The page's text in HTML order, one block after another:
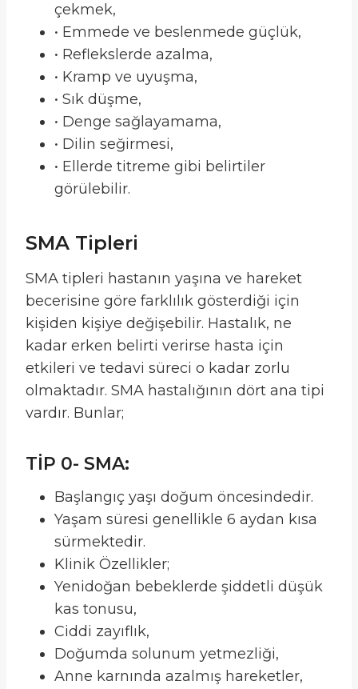
çekmek,
• Emmede ve beslenmede güçlük,
• Reflekslerde azalma,
• Kramp ve uyuşma,
• Sık düşme,
• Denge sağlayamama,
• Dilin seğirmesi,
• Ellerde titreme gibi belirtiler
görülebilir.
SMA Tipleri
SMA tipleri hastanın yaşına ve hareket
becerisine göre farklılık gösterdiği için
kişiden kişiye değişebilir. Hastalık, ne
kadar erken belirti verirse hasta için
etkileri ve tedavi süreci o kadar zorlu
olmaktadır. SMA hastalığının dört ana tipi
vardır. Bunlar;
TİP 0- SMA:
Başlangıç yaşı doğum öncesindedir.
Yaşam süresi genellikle 6 aydan kısa
sürmektedir.
Klinik Özellikler;
Yenidoğan bebeklerde şiddetli düşük
kas tonusu,
Ciddi zayıflık,
Doğumda solunum yetmezliği,
Anne karnında azalmış hareketler,